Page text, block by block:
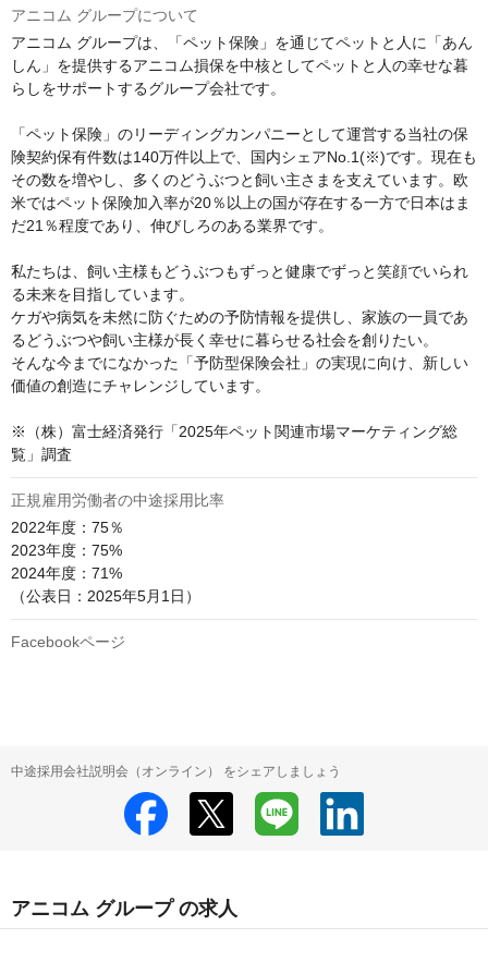
アニコム グループについて
アニコム グループは、「ペット保険」を通じてペットと人に「あん
しん」を提供するアニコム損保を中核としてペットと人の幸せな暮
らしをサポートするグループ会社です。
「ペット保険」のリーディングカンパニーとして運営する当社の保
険契約保有件数は140万件以上で、国内シェアNo.1(※)です。現在も
その数を増やし、多くのどうぶつと飼い主さまを支えています。欧
米ではペット保険加入率が20％以上の国が存在する一方で日本はま
だ21％程度であり、伸びしろのある業界です。
私たちは、飼い主様もどうぶつもずっと健康でずっと笑顔でいられ
る未来を目指しています。
ケガや病気を未然に防ぐための予防情報を提供し、家族の一員であ
るどうぶつや飼い主様が長く幸せに暮らせる社会を創りたい。
そんな今までになかった「予防型保険会社」の実現に向け、新しい
価値の創造にチャレンジしています。
※（株）富士経済発行「2025年ペット関連市場マーケティング総
覧」調査
正規雇用労働者の中途採用比率
2022年度：75％
2023年度：75%
2024年度：71%
（公表日：2025年5月1日）
Facebookページ
中途採用会社説明会（オンライン） をシェアしましょう
アニコム グループ の求人